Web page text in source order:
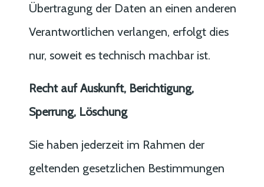
Übertragung der Daten an einen anderen
Verantwortlichen verlangen, erfolgt dies
nur, soweit es technisch machbar ist.
Recht auf Auskunft, Berichtigung,
Sperrung, Löschung
Sie haben jederzeit im Rahmen der
geltenden gesetzlichen Bestimmungen